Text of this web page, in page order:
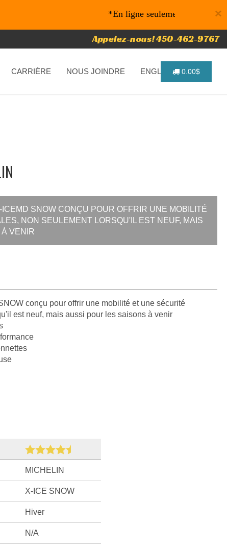
×
*En ligne seulement* 10% de rabais
Appelez-nous! 450-462-9767
CARRIÈRE NOUS JOINDRE ENGLISH 0.00$
SNOW CONÇU POUR OFFRIR UNE MOBILITÉ
NON SEULEMENT LORSQU'IL EST NEUF, MAIS
VENIR
conçu pour offrir une mobilité et une sécurité
est neuf, mais aussi pour les saisons à venir
MICHELIN
X-ICE SNOW
Hiver
N/A